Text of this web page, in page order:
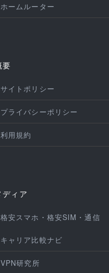
ホームルーター
要
サイトポリシー
プライバシーポリシー
利用規約
ディア
格安スマホ・格安SIM・通信
キャリア比較ナビ
VPN研究所